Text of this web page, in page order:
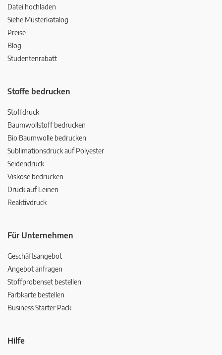
Datei hochladen
Siehe Musterkatalog
Preise
Blog
Studentenrabatt
Stoffe bedrucken
Stoffdruck
Baumwollstoff bedrucken
Bio Baumwolle bedrucken
Sublimationsdruck auf Polyester
Seidendruck
Viskose bedrucken
Druck auf Leinen
Reaktivdruck
Für Unternehmen
Geschäftsangebot
Angebot anfragen
Stoffprobenset bestellen
Farbkarte bestellen
Business Starter Pack
Hilfe